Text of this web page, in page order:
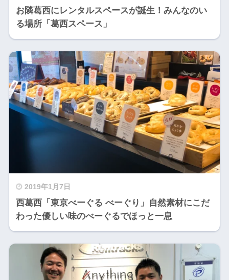
お隣葛西にレンタルスペースが誕生！みんなのい
る場所「葛西スペース」
2019年1月7日
西葛西「東京べーぐる べーぐり」自然素材にこだ
わった優しい味のべーぐるでほっと一息